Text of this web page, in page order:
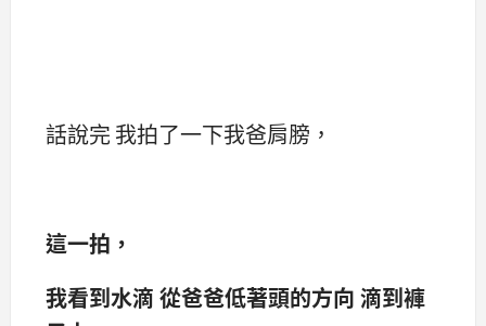
話說完 我拍了一下我爸肩膀，
這一拍，
我看到水滴 從爸爸低著頭的方向 滴到褲